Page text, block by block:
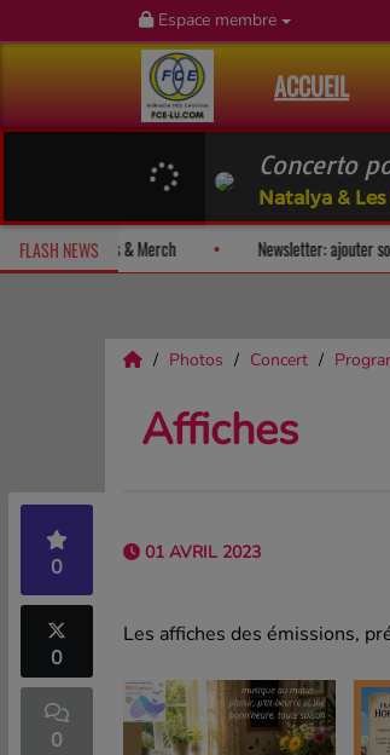
Espace membre
ACCUEIL
Concerto
Natalya &
FLASH NEWS
surprise! Fan Releases & Merch
Photos Concert
Affiches
0
0
0
01 AVRIL 2023
Les affiches des émissions,